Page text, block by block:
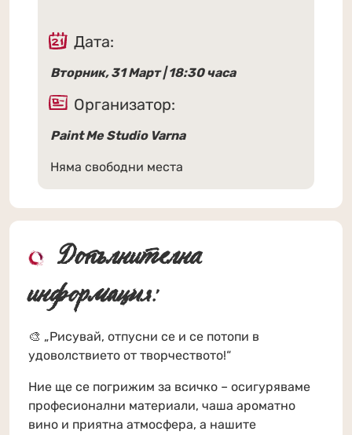
Дата:
Вторник, 31 Март | 18:30 часа
Организатор:
Paint Me Studio Varna
Няма свободни места
Допълнителна
информация:
🎨 „Рисувай, отпусни се и се потопи в
удоволствието от творчеството!“
Ние ще се погрижим за всичко – осигуряваме
професионални материали, чаша ароматно
вино и приятна атмосфера, а нашите